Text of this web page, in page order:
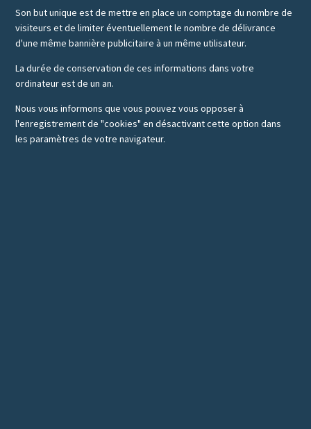
Son but unique est de mettre en place un comptage du nombre de
visiteurs et de limiter éventuellement le nombre de délivrance
d'une même bannière publicitaire à un même utilisateur.
La durée de conservation de ces informations dans votre
ordinateur est de un an.
Nous vous informons que vous pouvez vous opposer à
l'enregistrement de "cookies" en désactivant cette option dans
les paramètres de votre navigateur.